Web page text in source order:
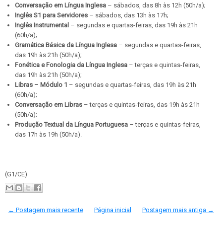
Conversação em Língua Inglesa – sábados, das 8h às 12h (50h/a);
Inglês S1 para Servidores – sábados, das 13h às 17h;
Inglês Instrumental – segundas e quartas-feiras, das 19h às 21h
(60h/a);
Gramática Básica da Língua Inglesa – segundas e quartas-feiras,
das 19h às 21h (50h/a);
Fonética e Fonologia da Língua Inglesa – terças e quintas-feiras,
das 19h às 21h (50h/a);
Libras – Módulo 1 – segundas e quartas-feiras, das 19h às 21h
(60h/a);
Conversação em Libras – terças e quintas-feiras, das 19h às 21h
(50h/a);
Produção Textual da Língua Portuguesa – terças e quintas-feiras,
das 17h às 19h (50h/a).
(G1/CE)
← Postagem mais recente Postagem mais antiga →
Página inicial